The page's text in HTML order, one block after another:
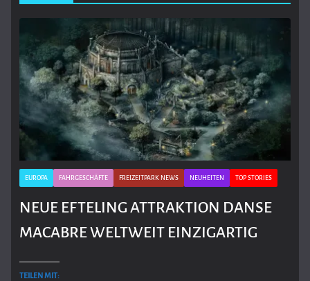
EUROPA FAHRGESCHÄFTE FREIZEITPARK NEWS NEUHEITEN TOP STORIES
NEUE EFTELING ATTRAKTION DANSE
MACABRE WELTWEIT EINZIGARTIG
TEILEN MIT: